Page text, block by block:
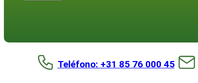
Teléfono: +31 85 76 000 45